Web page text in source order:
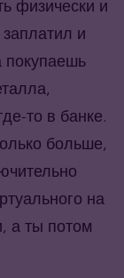
физически и
и
покупаешь
то в банке.
больше,
на
а ты потом